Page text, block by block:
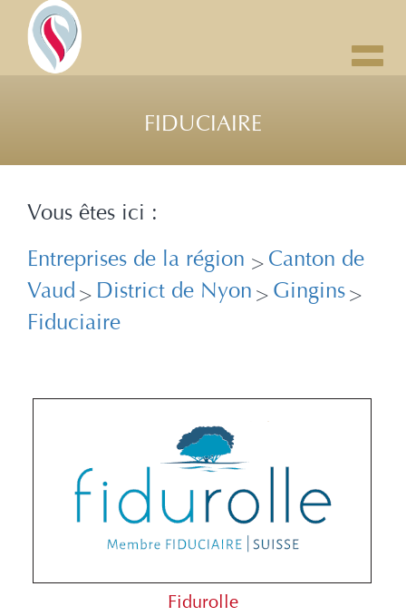
FIDUCIAIRE
Vous êtes ici :
Entreprises de la région > Canton de
Vaud > District de Nyon > Gingins>
Fiduciaire
Fidurolle